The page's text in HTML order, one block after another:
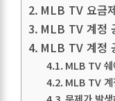
MLB TV 요금
MLB TV 계정
MLB TV 계정
MLB TV 쉐
MLB TV 계